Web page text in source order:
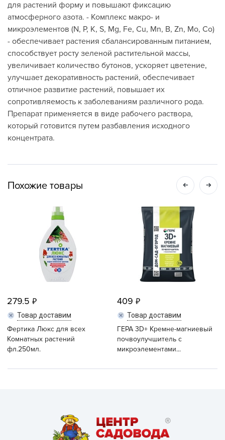
для растений форму и повышают фиксацию
атмосферного азота. - Комплекс макро- и
микроэлементов (N, P, K, S, Mg, Fe, Cu, Mn, B, Zn, Mo, Co)
- обеспечивает растения сбалансированным питанием,
способствует росту зеленой растительной массы,
увеличивает количество бутонов, ускоряет цветение,
улучшает декоративность растений, обеспечивает
отличное развитие растений, повышает их
сопротивляемость к заболеваниям различного рода.
Препарат применяется в виде рабочего раствора,
который готовится путем разбавления исходного
концентрата.
Похожие товары
279.5
Товар доставим
Фертика Люкс для всех
Комнатных растений
фл.250мл.
409
Товар доставим
ГЕРА 3D+ Кремне-магниевый
почвоулучшитель с
микроэлементами...